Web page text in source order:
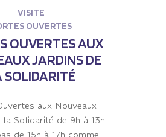
VISITE
OUVERTES
OUVERTES AUX
JARDINS DE
SOLIDARITÉ
aux Nouveaux
la Solidarité de 9h à 13h
de 15h à 17h comme